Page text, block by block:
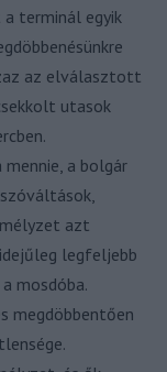
terminál egyik
az elválasztott
utasok
a bolgár
azt
legfeljebb
mosdóba.
megdöbbentően